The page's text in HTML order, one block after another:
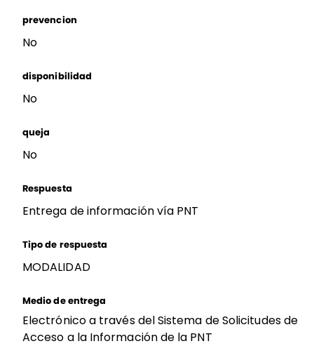
prevencion
No
disponibilidad
No
queja
No
Respuesta
Entrega de información vía PNT
Tipo de respuesta
MODALIDAD
Medio de entrega
Electrónico a través del Sistema de Solicitudes de
Acceso a la Información de la PNT